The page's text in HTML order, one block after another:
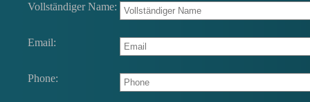
Vollständiger Name:
Email:
Phone: